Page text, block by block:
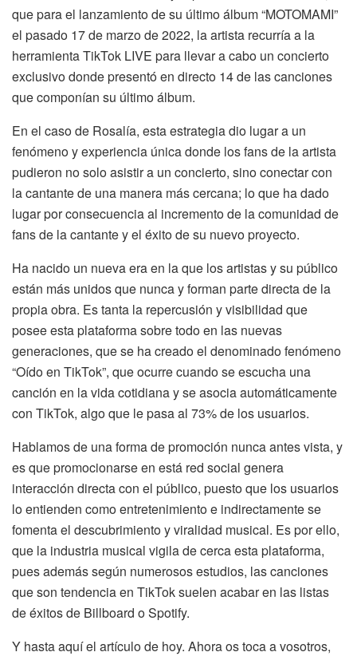
que para el lanzamiento de su último álbum “MOTOMAMI”
el pasado 17 de marzo de 2022, la artista recurría a la
herramienta TikTok LIVE para llevar a cabo un concierto
exclusivo donde presentó en directo 14 de las canciones
que componían su último álbum.
En el caso de Rosalía, esta estrategia dio lugar a un
fenómeno y experiencia única donde los fans de la artista
pudieron no solo asistir a un concierto, sino conectar con
la cantante de una manera más cercana; lo que ha dado
lugar por consecuencia al incremento de la comunidad de
fans de la cantante y el éxito de su nuevo proyecto.
Ha nacido un nueva era en la que los artistas y su público
están más unidos que nunca y forman parte directa de la
propia obra. Es tanta la repercusión y visibilidad que
posee esta plataforma sobre todo en las nuevas
generaciones, que se ha creado el denominado fenómeno
“Oído en TikTok”, que ocurre cuando se escucha una
canción en la vida cotidiana y se asocia automáticamente
con TikTok, algo que le pasa al 73% de los usuarios.
Hablamos de una forma de promoción nunca antes vista, y
es que promocionarse en está red social genera
interacción directa con el público, puesto que los usuarios
lo entienden como entretenimiento e indirectamente se
fomenta el descubrimiento y viralidad musical. Es por ello,
que la industria musical vigila de cerca esta plataforma,
pues además según numerosos estudios, las canciones
que son tendencia en TikTok suelen acabar en las listas
de éxitos de Billboard o Spotify.
Y hasta aquí el artículo de hoy. Ahora os toca a vosotros,